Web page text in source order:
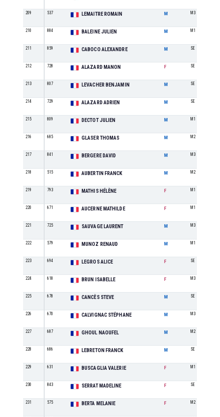
209 537 LEMAITRE ROMAIN M M3
210 884 BALEINE JULIEN M M1
211 859 CABOCO ALEXANDRE M SE
212 728 ALAZARD MANON F SE
213 807 LEVACHER BENJAMIN M SE
214 729 ALAZARD ADRIEN M SE
215 809 DECTOT JULIEN M M1
216 685 GLASER THOMAS M M2
217 841 BERGERE DAVID M M3
218 515 AUBERTIN FRANCK M M2
219 793 MATHIS HÉLÈNE F M1
220 671 AUCERNE MATHILDE F M1
221 725 SAUVAGE LAURENT M M3
222 579 MUNOZ RENAUD M M1
223 694 LEGROS ALICE F SE
224 618 BRUN ISABELLE F M3
225 678 CANCÈS STEVE M SE
226 670 CALVIGNAC STÉPHANE M M3
227 687 GHOUL NAOUFEL M M2
228 686 LEBRETON FRANCK M SE
229 631 BUSCAGLIA VALERIE F M1
230 843 SERRAT MADELINE F SE
231 575 BERTA MELANIE F M2